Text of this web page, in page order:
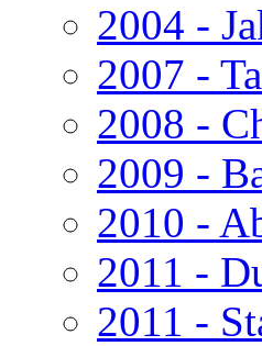
2004 -
2007 -
2008 -
2009 -
2010 -
2011 -
2011 -